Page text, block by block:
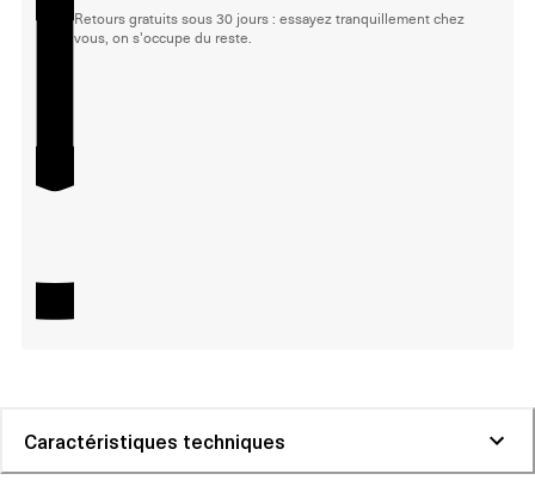
Retours gratuits sous 30 jours : essayez tranquillement chez
vous, on s'occupe du reste.
Caractéristiques techniques